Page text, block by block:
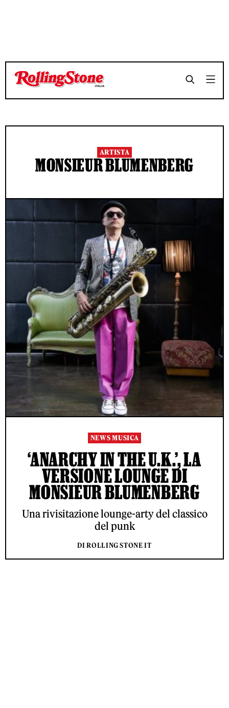
ARTISTA
MONSIEUR BLUMENBERG
NEWS MUSICA
‘ANARCHY IN THE U.K.’, LA
VERSIONE LOUNGE DI
MONSIEUR BLUMENBERG
Una rivisitazione lounge-arty del classico
del punk
DI ROLLING STONE IT